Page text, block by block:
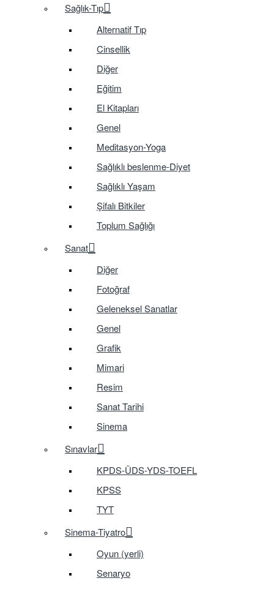
Sağlık-Tıp
Alternatif Tıp
Cinsellik
Diğer
Eğitim
El Kitapları
Genel
Meditasyon-Yoga
Sağlıklı beslenme-Diyet
Sağlıklı Yaşam
Şifalı Bitkiler
Toplum Sağlığı
Sanat
Diğer
Fotoğraf
Geleneksel Sanatlar
Genel
Grafik
Mimari
Resim
Sanat Tarihi
Sinema
Sınavlar
KPDS-ÜDS-YDS-TOEFL
KPSS
TYT
Sinema-Tiyatro
Oyun (yerli)
Senaryo